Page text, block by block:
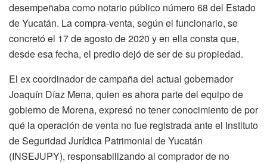
desempeñaba como notario público número 68 del Estado
de Yucatán. La compra-venta, según el funcionario, se
concretó el 17 de agosto de 2020 y en ella consta que,
desde esa fecha, el predio dejó de ser de su propiedad.
El ex coordinador de campaña del actual gobernador
Joaquín Díaz Mena, quien es ahora parte del equipo de
gobierno de Morena, expresó no tener conocimiento de por
qué la operación de venta no fue registrada ante el Instituto
de Seguridad Jurídica Patrimonial de Yucatán
(INSEJUPY), responsabilizando al comprador de no